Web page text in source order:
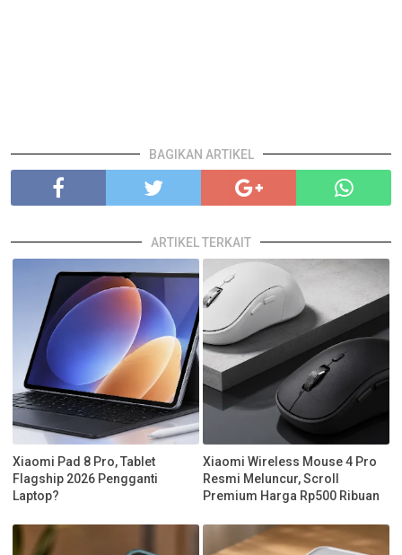
BAGIKAN ARTIKEL
ARTIKEL TERKAIT
Xiaomi Pad 8 Pro, Tablet
Flagship 2026 Pengganti
Laptop?
Xiaomi Wireless Mouse 4 Pro
Resmi Meluncur, Scroll
Premium Harga Rp500 Ribuan